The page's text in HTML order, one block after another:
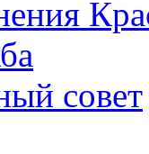
совет